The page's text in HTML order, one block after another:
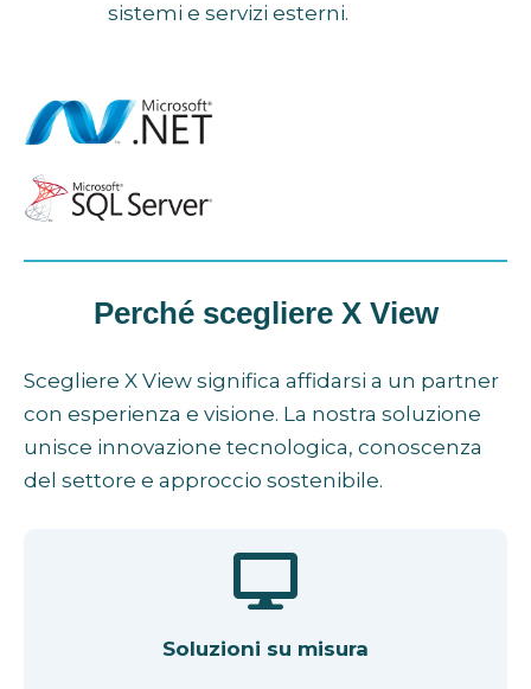
sistemi e servizi esterni.
Perché scegliere X View
Scegliere X View significa affidarsi a un partner
con esperienza e visione. La nostra soluzione
unisce innovazione tecnologica, conoscenza
del settore e approccio sostenibile.
Soluzioni su misura